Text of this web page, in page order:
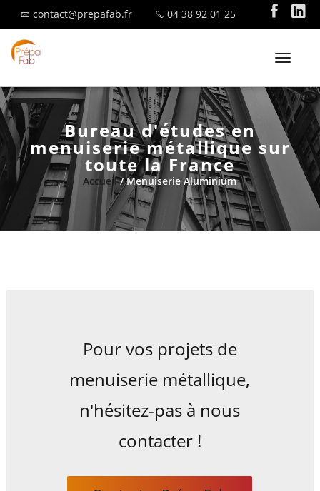
contact@prepafab.fr 04 38 92 01 25
SAVOIR-FAIRE
T
g
g
l
e
v
Bureau d'études en
menuiserie métallique sur
toute la France
Accueil/ Menuiserie Aluminium
Pour vos projets de
menuiserie métallique,
n'hésitez-pas à nous
contacter !